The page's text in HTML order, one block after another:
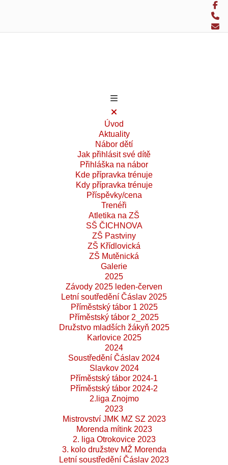
Úvod
Aktuality
Nábor dětí
Jak přihlásit své dítě
Přihláška na nábor
Kde přípravka trénuje
Kdy přípravka trénuje
Příspěvky/cena
Trenéři
Atletika na ZŠ
SŠ ČICHNOVA
ZŠ Pastviny
ZŠ Křídlovická
ZŠ Mutěnická
Galerie
2025
Závody 2025 leden-červen
Letní soutředění Čáslav 2025
Příměstský tábor 1 2025
Příměstský tábor 2_2025
Družstvo mladších žákyň 2025
Karlovice 2025
2024
Soustředění Čáslav 2024
Slavkov 2024
Příměstský tábor 2024-1
Příměstský tábor 2024-2
2.liga Znojmo
2023
Mistrovství JMK MZ SZ 2023
Morenda mítink 2023
2. liga Otrokovice 2023
3. kolo družstev MŽ Morenda
Letní soustředění Čáslav 2023